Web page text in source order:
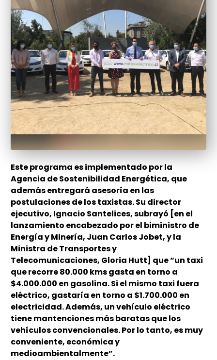
Este programa es implementado por la
Agencia de Sostenibilidad Energética, que
además entregará asesoría en las
postulaciones de los taxistas. Su director
ejecutivo, Ignacio Santelices, subrayó [en el
lanzamiento encabezado por el biministro de
Energía y Minería, Juan Carlos Jobet, y la
Ministra de Transportes y
Telecomunicaciones, Gloria Hutt] que “un taxi
que recorre 80.000 kms gasta en torno a
$4.000.000 en gasolina. Si el mismo taxi fuera
eléctrico, gastaría en torno a $1.700.000 en
electricidad. Además, un vehículo eléctrico
tiene mantenciones más baratas que los
vehículos convencionales. Por lo tanto, es muy
conveniente, económica y
medioambientalmente”.